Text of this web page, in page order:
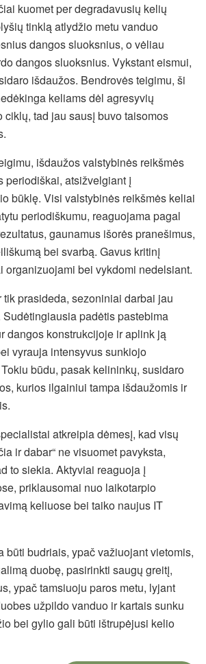
kuomet per degradavusių kelių
tinklą atlydžio metu vanduo
dangos sluoksnius, o vėliau
dangos sluoksnius. Vykstant eismui,
išdaužos. Bendrovės teigimu, ši
keliams dėl agresyvių
ciklų, tad jau sausį buvo taisomos
išdaužos valstybinės reikšmės
periodiškai, atsižvelgiant į
būklę. Visi valstybinės reikšmės keliai
periodiškumu, reaguojama pagal
gaunamus išorės pranešimus,
bei svarbą. Gavus kritinį
organizuojami bei vykdomi nedelsiant.
tik prasideda, sezoniniai darbai jau
padėtis pastebima
dangos konstrukcijoje ir aplink ją
vyrauja intensyvus sunkiojo
būdu, pasak kelininkų, susidaro
kurios ilgainiui tampa išdaužomis ir
atkreipia dėmesį, kad visų
ir dabar“ ne visuomet pavyksta,
to siekia. Aktyviai reaguoja į
priklausomai nuo laikotarpio
keliuose bei taiko naujus IT
būti budriais, ypač važiuojant vietomis,
duobę, pasirinkti saugų greitį,
ypač tamsiuoju paros metu, lyjant
užpildo vanduo ir kartais sunku
bei gylio gali būti ištrupėjusi kelio